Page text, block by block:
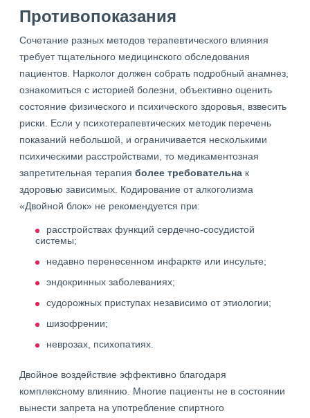
Противопоказания
Сочетание разных методов терапевтического влияния
требует тщательного медицинского обследования
пациентов. Нарколог должен собрать подробный анамнез,
ознакомиться с историей болезни, объективно оценить
состояние физического и психического здоровья, взвесить
риски. Если у психотерапевтических методик перечень
показаний небольшой, и ограничивается несколькими
психическими расстройствами, то медикаментозная
запретительная терапия более требовательна к
здоровью зависимых. Кодирование от алкоголизма
«Двойной блок» не рекомендуется при:
расстройствах функций сердечно-сосудистой
системы;
недавно перенесенном инфаркте или инсульте;
эндокринных заболеваниях;
судорожных приступах независимо от этиологии;
шизофрении;
неврозах, психопатиях.
Двойное воздействие эффективно благодаря
комплексному влиянию. Многие пациенты не в состоянии
вынести запрета на употребление спиртного